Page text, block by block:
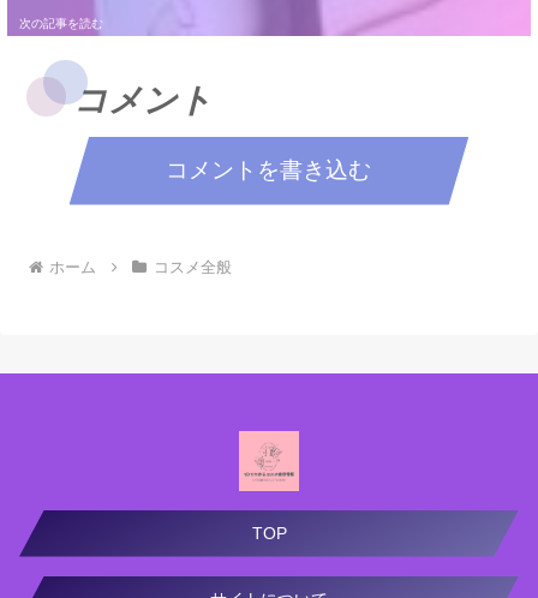
コメント
コメントを書き込む
ホーム コスメ全般
TOP